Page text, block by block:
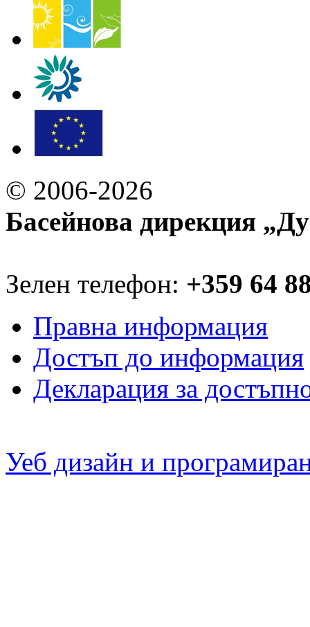
© 2006-2026
Басейнова дирекция
Зелен телефон: +359 64
Правна информация
Достъп до информация
Декларация за
Уеб дизайн и